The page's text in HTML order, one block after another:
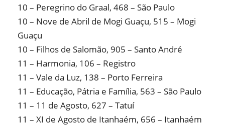
10 – Peregrino do Graal, 468 – São Paulo
10 – Nove de Abril de Mogi Guaçu, 515 – Mogi
Guaçu
10 – Filhos de Salomão, 905 – Santo André
11 – Harmonia, 106 – Registro
11 – Vale da Luz, 138 – Porto Ferreira
11 – Educação, Pátria e Família, 563 – São Paulo
11 – 11 de Agosto, 627 – Tatuí
11 – XI de Agosto de Itanhaém, 656 – Itanhaém